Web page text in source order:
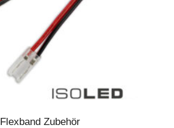
Flexband Zubehör